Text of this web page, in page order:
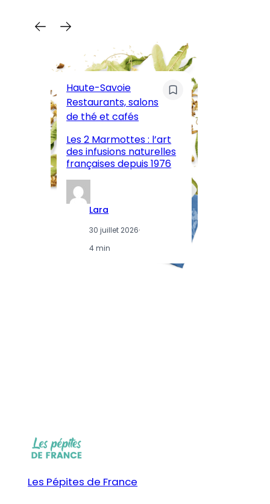
Haute-Savoie
Restaurants, salons
de thé et cafés
Les 2 Marmottes : l’art
des infusions naturelles
françaises depuis 1976
Lara
30 juillet 2026·
4 min
Les Pépites de France